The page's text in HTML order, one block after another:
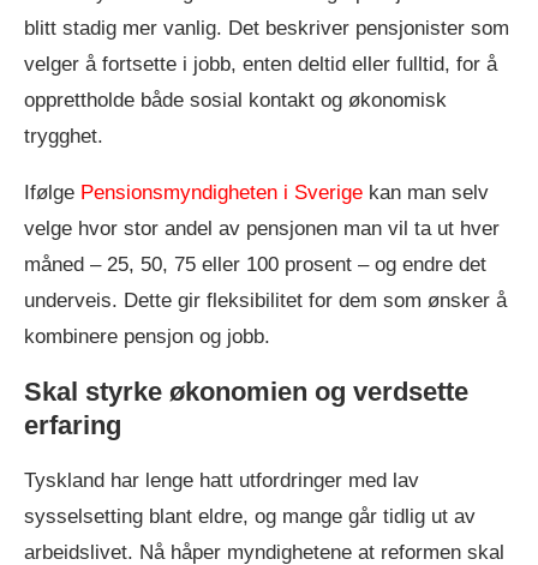
blitt stadig mer vanlig. Det beskriver pensjonister som
velger å fortsette i jobb, enten deltid eller fulltid, for å
opprettholde både sosial kontakt og økonomisk
trygghet.
Ifølge Pensionsmyndigheten i Sverige kan man selv
velge hvor stor andel av pensjonen man vil ta ut hver
måned – 25, 50, 75 eller 100 prosent – og endre det
underveis. Dette gir fleksibilitet for dem som ønsker å
kombinere pensjon og jobb.
Skal styrke økonomien og verdsette
erfaring
Tyskland har lenge hatt utfordringer med lav
sysselsetting blant eldre, og mange går tidlig ut av
arbeidslivet. Nå håper myndighetene at reformen skal